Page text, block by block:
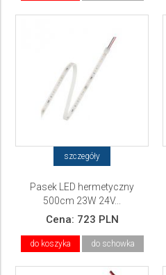
szczegóły
Pasek LED hermetyczny
500cm 23W 24V...
Cena: 723 PLN
do koszyka do schowka